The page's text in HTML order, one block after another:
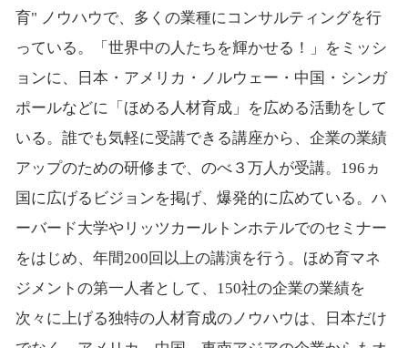
育" ノウハウで、多くの業種にコンサルティングを行
っている。「世界中の人たちを輝かせる！」をミッシ
ョンに、日本・アメリカ・ノルウェー・中国・シンガ
ポールなどに「ほめる人材育成」を広める活動をして
いる。誰でも気軽に受講できる講座から、企業の業績
アップのための研修まで、のべ３万人が受講。196ヵ
国に広げるビジョンを掲げ、爆発的に広めている。ハ
ーバード大学やリッツカールトンホテルでのセミナー
をはじめ、年間200回以上の講演を行う。ほめ育マネ
ジメントの第一人者として、150社の企業の業績を
次々に上げる独特の人材育成のノウハウは、日本だけ